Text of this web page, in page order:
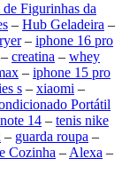
Figurinhas da
– Hub Geladeira –
– iphone 16 pro
– creatina – whey
– iphone 15 pro
s – xiaomi –
Portátil
14 – tenis nike
– guarda roupa –
Cozinha – Alexa –